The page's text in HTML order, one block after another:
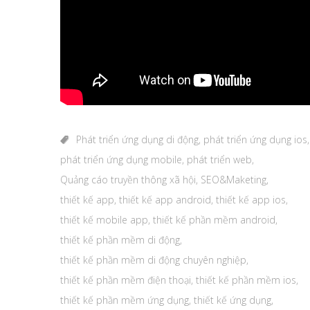
Phát triển ứng dụng di động, phát triển ứng dụng ios,
phát triển ứng dụng mobile, phát triển web,
Quảng cáo truyền thông xã hội, SEO&Maketing,
thiết kế app, thiết kế app android, thiết kế app ios,
thiết kế mobile app, thiết kế phần mềm android,
thiết kế phần mềm di động,
thiết kế phần mềm di động chuyên nghiệp,
thiết kế phần mềm điện thoại, thiết kế phần mềm ios,
thiết kế phần mềm ứng dụng, thiết kế ứng dụng,